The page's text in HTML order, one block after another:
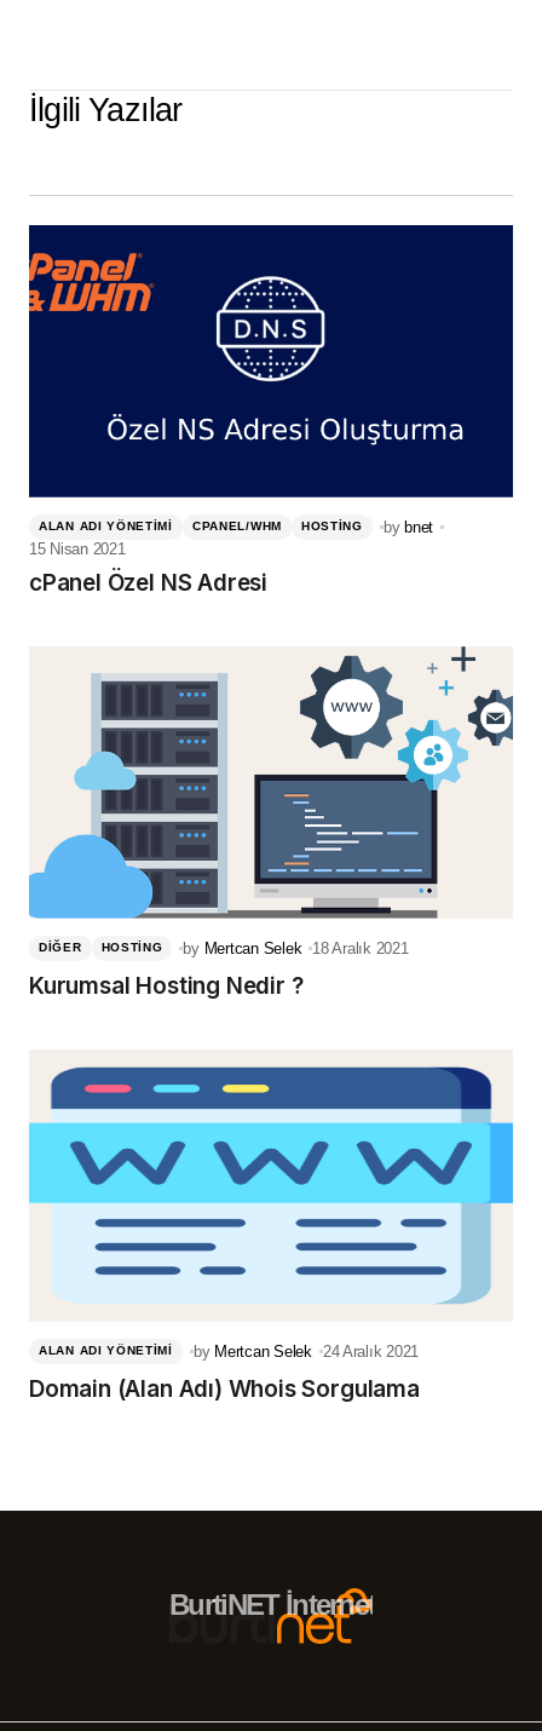
İlgili Yazılar
ALAN ADI YÖNETIMI CPANEL/WHM HOSTING by bnet
15 Nisan 2021
cPanel Özel NS Adresi
DIĞER HOSTING by Mertcan Selek 18 Aralık 2021
Kurumsal Hosting Nedir ?
ALAN ADI YÖNETIMI by Mertcan Selek 24 Aralık 2021
Domain (Alan Adı) Whois Sorgulama
BurtiNET İnternet Hizmetleri –